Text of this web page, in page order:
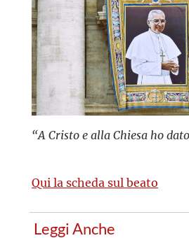
“A Cristo e alla Chiesa ho
Qui la scheda sul beato
Leggi Anche